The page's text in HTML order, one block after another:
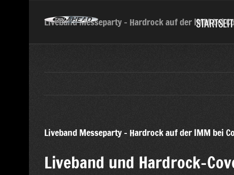
Liveband Messeparty – Hardrock auf der IMM bei
Liveband Messeparty – Hardrock auf der IMM bei
Liveband und Hardrock-